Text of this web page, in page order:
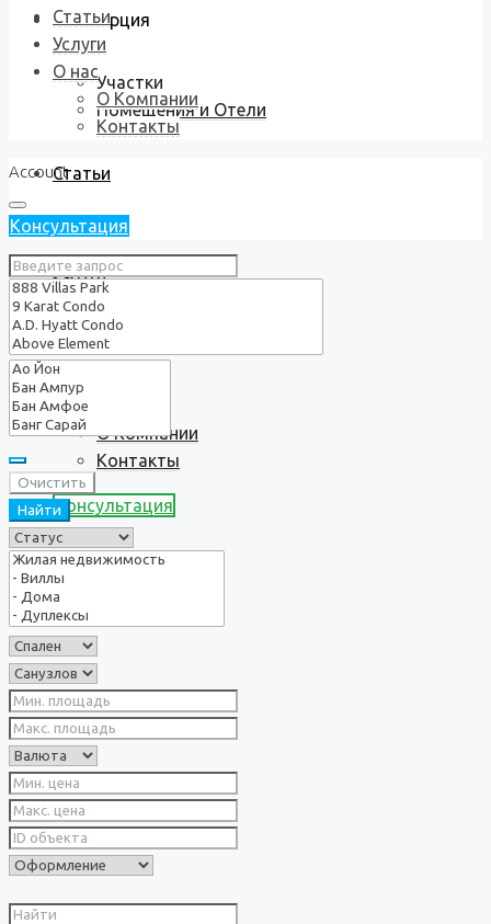
Коммерция
Участки
Помещения и Отели
Статьи
Услуги
О нас
О Компании
Контакты
Консультация
Статьи
Услуги
О нас
О Компании
Контакты
Account
Консультация
Очистить
Найти